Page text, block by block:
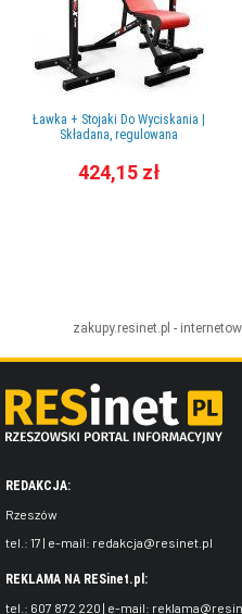
Ławka + Stojaki Do Wyciskania |
Składana, regulowana
424,15 zł
zakupy.resinet.pl -
REDAKCJA:
Rzeszów
tel.: 17 | e-mail: redakcja@resinet.pl
REKLAMA NA RESinet.pl:
tel.: 607 872 220 | e-mail: